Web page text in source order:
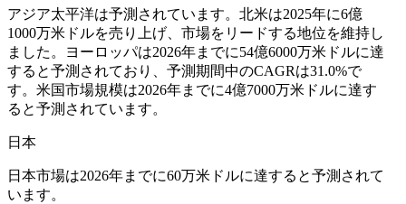
アジア太平洋は予測されています。北米は2025年に6億
1000万米ドルを売り上げ、市場をリードする地位を維持し
ました。ヨーロッパは2026年までに54億6000万米ドルに達
すると予測されており、予測期間中のCAGRは31.0%で
す。米国市場規模は2026年までに4億7000万米ドルに達す
ると予測されています。
日本
日本市場は2026年までに60万米ドルに達すると予測されて
います。